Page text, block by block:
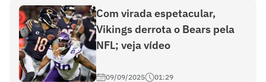
Com virada espetacular,
Vikings derrota o Bears pela
NFL; veja vídeo
09/09/2025 01:29